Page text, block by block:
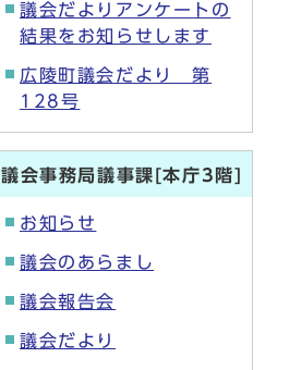
議会だよりアンケートの
結果をお知らせします
広陵町議会だより 第
128号
議会事務局議事課[本庁3階]
お知らせ
議会のあらまし
議会報告会
議会だより